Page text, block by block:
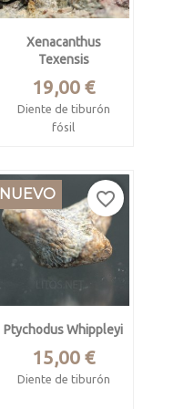
Xenacanthus
Texensis
Precio
19,00 €
Diente de tiburón
fósil
Form. Ryan.
Jeferson Co.
Oklahoma, USA
Pieza de 3.8 x 3.7 x
1.7 cm. Diente 1.6 x
1.2 cm.
Ptychodus Whippleyi
Precio
15,00 €
Diente de tiburón
NUEVO favorite_border